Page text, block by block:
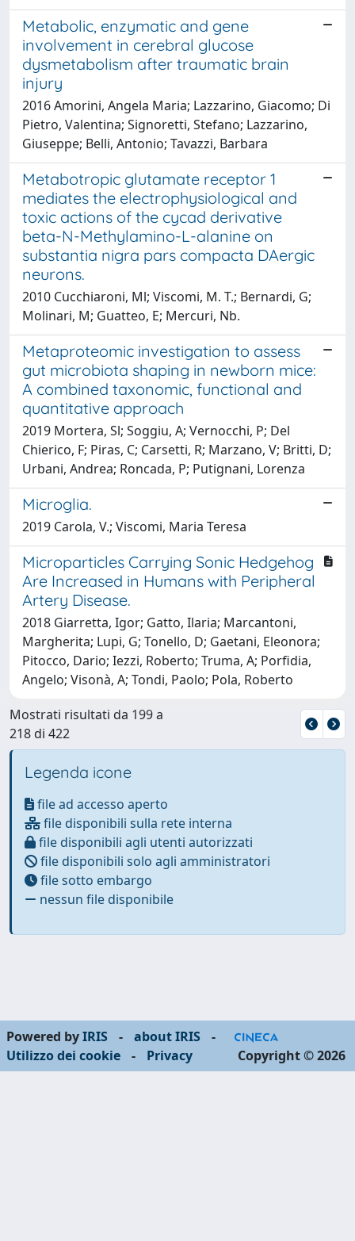
Metabolic, enzymatic and gene
involvement in cerebral glucose
dysmetabolism after traumatic brain
injury
2016 Amorini, Angela Maria; Lazzarino, Giacomo; Di
Pietro, Valentina; Signoretti, Stefano; Lazzarino,
Giuseppe; Belli, Antonio; Tavazzi, Barbara
Metabotropic glutamate receptor 1
mediates the electrophysiological and
toxic actions of the cycad derivative
beta-N-Methylamino-L-alanine on
substantia nigra pars compacta DAergic
neurons.
2010 Cucchiaroni, Ml; Viscomi, M. T.; Bernardi, G;
Molinari, M; Guatteo, E; Mercuri, Nb.
Metaproteomic investigation to assess
gut microbiota shaping in newborn mice:
A combined taxonomic, functional and
quantitative approach
2019 Mortera, Sl; Soggiu, A; Vernocchi, P; Del
Chierico, F; Piras, C; Carsetti, R; Marzano, V; Britti, D;
Urbani, Andrea; Roncada, P; Putignani, Lorenza
Microglia.
2019 Carola, V.; Viscomi, Maria Teresa
Microparticles Carrying Sonic Hedgehog
Are Increased in Humans with Peripheral
Artery Disease.
2018 Giarretta, Igor; Gatto, Ilaria; Marcantoni,
Margherita; Lupi, G; Tonello, D; Gaetani, Eleonora;
Pitocco, Dario; Iezzi, Roberto; Truma, A; Porfidia,
Angelo; Visonà, A; Tondi, Paolo; Pola, Roberto
Mostrati risultati da 199 a
218 di 422
Legenda icone
file ad accesso aperto
file disponibili sulla rete interna
file disponibili agli utenti autorizzati
file disponibili solo agli amministratori
file sotto embargo
nessun file disponibile
Powered byIRIS - about IRIS
-
Utilizzo dei cookie
- Privacy Copyright © 2026